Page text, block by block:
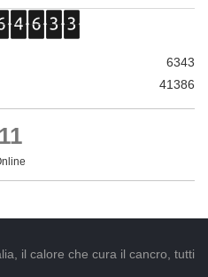
6343
41386
11
il calore che cura il cancro, tutti